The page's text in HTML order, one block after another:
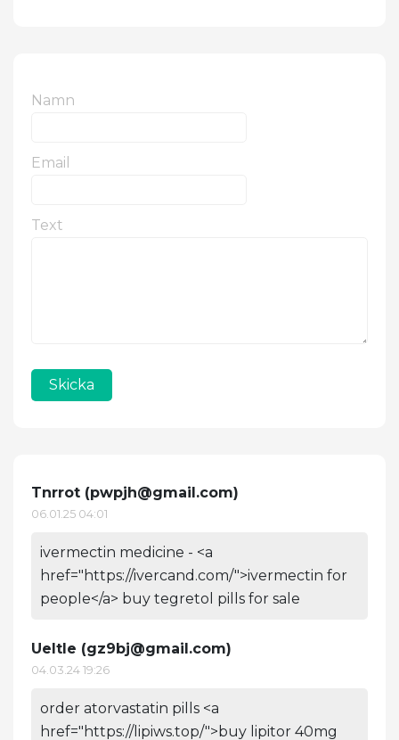
Namn
Email
Text
Skicka
Tnrrot (pwpjh@gmail.com)
06.01.25 04:01
ivermectin medicine - <a
href="https://ivercand.com/">ivermectin for
people</a> buy tegretol pills for sale
Ueltle (gz9bj@gmail.com)
04.03.24 19:26
order atorvastatin pills <a
href="https://lipiws.top/">buy lipitor 40mg